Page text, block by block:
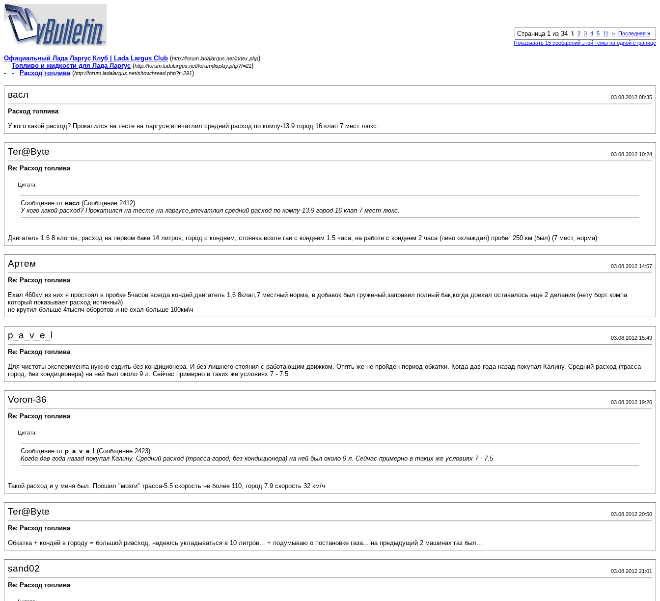
Страница 1 из 34 1 2 3 4 5 11 > Последняя »
Показывать 15 сообщений этой темы на одной странице
Официальный Лада Ларгус Клуб | Lada Largus Club (http://forum.ladalargus.net/index.php)
- Топливо и жидкости для Лада Ларгус (http://forum.ladalargus.net/forumdisplay.php?f=21)
- -
Расход топлива(http://forum.ladalargus.net/showthread.php?t=291)
васл 03.08.2012 08:35
Расход топлива
У кого какой расход? Прокатился на тесте на ларгусе,впечатлил средний расход по компу-13.9 город 16 клап 7 мест люкс.
Ter@Byte 03.08.2012 10:24
Re: Расход топлива
Цитата:
Сообщение от васл (Сообщение 2412)
У кого какой расход? Прокатился на тесте на ларгусе,впечатлил средний расход по компу-13.9 город 16 клап 7 мест люкс.
Двигатель 1.6 8 клопов, расход на первом баке 14 литров, город с кондеем, стоянка возле гаи с кондеем 1.5 часа, на работе с кондеем 2 часа (пиво охлаждал) пробег 250 км (был) (7 мест, норма)
Артем 03.08.2012 14:57
Re: Расход топлива
Ехал 460км из них я простоял в пробке 5часов всегда кондей,двигатель 1,6 8клап,7 местный норма, в добавок был груженый,заправил полный бак,когда доехал оставалось еще 2 делания.(нету борт компа
который показывает расход истинный)
не крутил больше 4тысяч оборотов и не ехал больше 100км\ч
p_a_v_e_l 03.08.2012 15:49
Re: Расход топлива
Для чистоты эксперимента нужно ездить без кондиционера. И без лишнего стояния с работающим движком. Опять-же не пройден период обкатки. Когда дав года назад покупал Калину. Средний расход (трасса-
город, без кондиционера) на ней был около 9 л. Сейчас примерно в таких же условиях 7 - 7.5
Voron-36 03.08.2012 19:20
Re: Расход топлива
Цитата:
Сообщение от p_a_v_e_l (Сообщение 2423)
Когда дав года назад покупал Калину. Средний расход (трасса-город, без кондиционера) на ней был около 9 л. Сейчас примерно в таких же условиях 7 - 7.5
Такой расход и у меня был. Прошил "мозги" трасса-5.5 скорость не более 110, город 7.9 скорость 32 км/ч
Ter@Byte 03.08.2012 20:50
Re: Расход топлива
Обкатка + кондей в городу = большой риасход, надеюсь укладываться в 10 литров... + подумываю о постановке газа... на предыдущий 2 машинах газ был...
sand02 03.08.2012 21:01
Re: Расход топлива